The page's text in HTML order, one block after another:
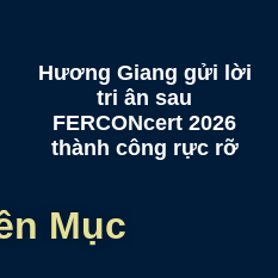
Hương Giang gửi lời
tri ân sau
FERCONcert 2026
thành công rực rỡ
Mục